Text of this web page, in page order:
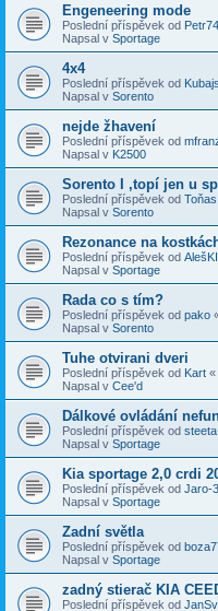
Engeneering mode
Poslední příspěvek od Petr74
Napsal v Sportage
4x4
Poslední příspěvek od
Napsal v Sorento
nejde žhavení
Poslední příspěvek od
Napsal v K2500
Sorento I ,topí jen u
Poslední příspěvek od Toňas
Napsal v Sorento
Rezonance na
Poslední příspěvek od
Napsal v Sportage
Rada co s tím?
Poslední příspěvek od pako
Napsal v Sorento
Tuhe otvirani dveri
Poslední příspěvek od Kart «
Napsal v Cee'd
Dálkové ovládání
Poslední příspěvek od steeta
Napsal v Sportage
Kia sportage 2,0 crdi
Poslední příspěvek od Jaro-
Napsal v Sportage
Zadní světla
Poslední příspěvek od
Napsal v Sportage
zadný stierač KIA
Poslední příspěvek od